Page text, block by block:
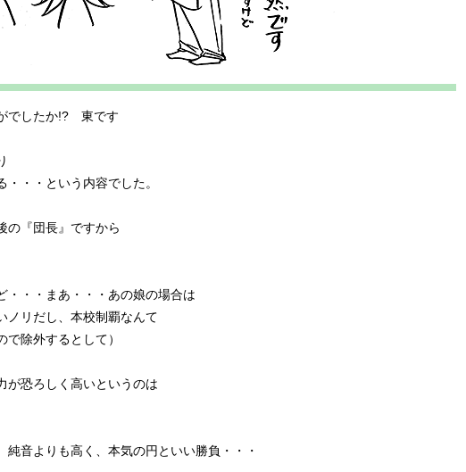
でしたか!? 東です
・・という内容でした。
の『団長』ですから
・・・まあ・・・あの娘の場合は
ノリだし、本校制覇なんて
除外するとして）
が恐ろしく高いというのは
純音よりも高く、本気の円といい勝負・・・